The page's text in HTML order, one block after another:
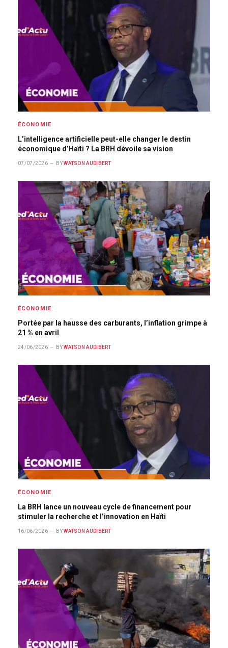
ÉCONOMIE
L’intelligence artificielle peut-elle changer le destin
économique d’Haïti ? La BRH dévoile sa vision
07/07/2026 BY WATSON AUDIBERT
ÉCONOMIE
Portée par la hausse des carburants, l’inflation grimpe à
21 % en avril
24/06/2026 BY WATSON AUDIBERT
ÉCONOMIE
La BRH lance un nouveau cycle de financement pour
stimuler la recherche et l’innovation en Haïti
16/06/2026 BY WATSON AUDIBERT